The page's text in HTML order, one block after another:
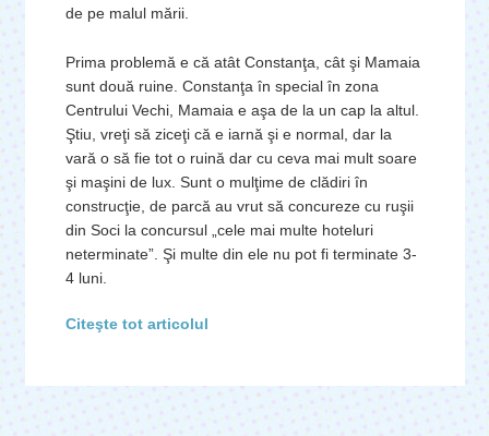
de pe malul mării.
Prima problemă e că atât Constanţa, cât şi Mamaia
sunt două ruine. Constanţa în special în zona
Centrului Vechi, Mamaia e aşa de la un cap la altul.
Ştiu, vreţi să ziceţi că e iarnă şi e normal, dar la
vară o să fie tot o ruină dar cu ceva mai mult soare
şi maşini de lux. Sunt o mulţime de clădiri în
construcţie, de parcă au vrut să concureze cu ruşii
din Soci la concursul „cele mai multe hoteluri
neterminate”. Şi multe din ele nu pot fi terminate 3-
4 luni.
Citeşte tot articolul